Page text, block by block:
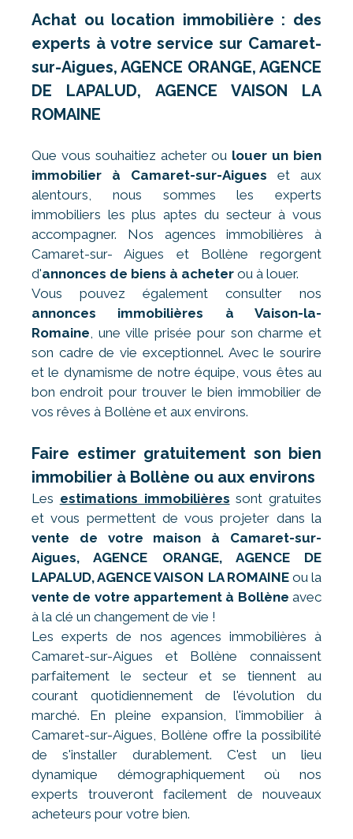
Achat ou location immobilière : des
experts à votre service sur Camaret-
sur-Aigues, AGENCE ORANGE, AGENCE
DE LAPALUD, AGENCE VAISON LA
ROMAINE
Que vous souhaitiez acheter ou louer un bien
immobilier à Camaret-sur-Aigues et aux
alentours, nous sommes les experts
immobiliers les plus aptes du secteur à vous
accompagner. Nos agences immobilières à
Camaret-sur- Aigues et Bollène regorgent
d'annonces de biens à acheter ou à louer.
Vous pouvez également consulter nos
annonces immobilières à Vaison-la-
Romaine, une ville prisée pour son charme et
son cadre de vie exceptionnel. Avec le sourire
et le dynamisme de notre équipe, vous êtes au
bon endroit pour trouver le bien immobilier de
vos rêves à Bollène et aux environs.
Faire estimer gratuitement son bien
immobilier à Bollène ou aux environs
Les estimations immobilières sont gratuites
et vous permettent de vous projeter dans la
vente de votre maison à Camaret-sur-
Aigues, AGENCE ORANGE, AGENCE DE
LAPALUD, AGENCE VAISON LA ROMAINEou la
vente de votre appartement à Bollène avec
à la clé un changement de vie !
Les experts de nos agences immobilières à
Camaret-sur-Aigues et Bollène connaissent
parfaitement le secteur et se tiennent au
courant quotidiennement de l'évolution du
marché. En pleine expansion, l'immobilier à
Camaret-sur-Aigues, Bollène offre la possibilité
de s'installer durablement. C'est un lieu
dynamique démographiquement où nos
experts trouveront facilement de nouveaux
acheteurs pour votre bien.